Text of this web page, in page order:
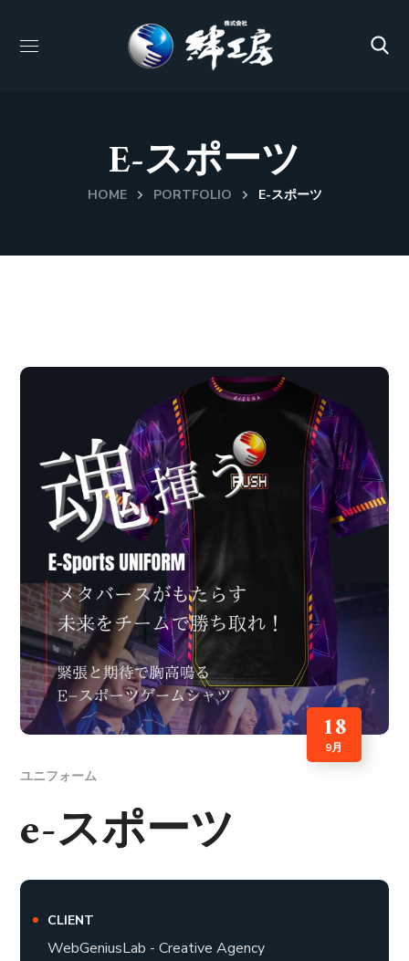
E-スポーツ
HOME PORTFOLIO E-スポーツ
18
9月
ユニフォーム
e-スポーツ
CLIENT
WebGeniusLab - Creative Agency